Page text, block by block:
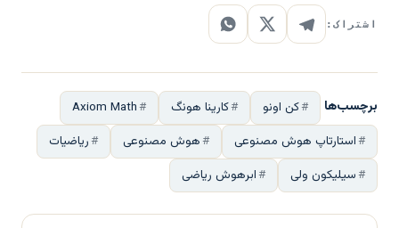
اشتراک:
برچسب‌ها کن اونو کارینا هونگ
Axiom Math
استارتاپ هوش مصنوعی
هوش مصنوعی
ریاضیات
سیلیکون ولی
ابرهوش ریاضی